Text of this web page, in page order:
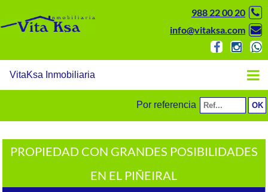
988 22 00 20
info@vitaksa.com
VitaKsa Inmobiliaria
Por referencia
PROPIEDAD CON GRANDES POSIBILIDADES
EN EL PIÑEIRAL